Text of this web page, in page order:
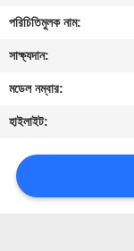
যোগাযোগ
করুন
খবর
মামলা
পরিচিতিমুলক নাম:
সাক্ষ্যদান:
মডেল নম্বার:
হাইলাইট: